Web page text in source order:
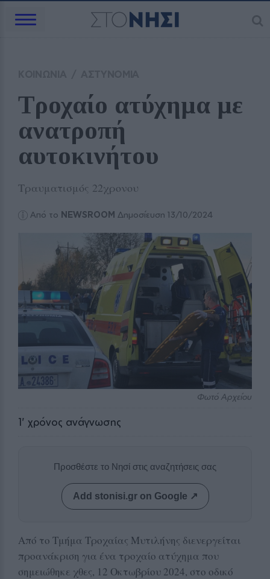
Τροχαίο ατύχημα με
ανατροπή
αυτοκινήτου
Τραυματισμός 22χρονου
Από το NEWSROOM Δημοσίευση 13/10/2024
Φωτό Αρχείου
1' χρόνος ανάγνωσης
Προσθέστε το Νησί στις αναζητήσεις σας
Add stonisi.gr on Google ↗
Από το Τμήμα Τροχαίας Μυτιλήνης διενεργείται
προανάκριση για ένα τροχαίο ατύχημα που
σημειώθηκε χθες, 12 Οκτωβρίου 2024, στο οδικό